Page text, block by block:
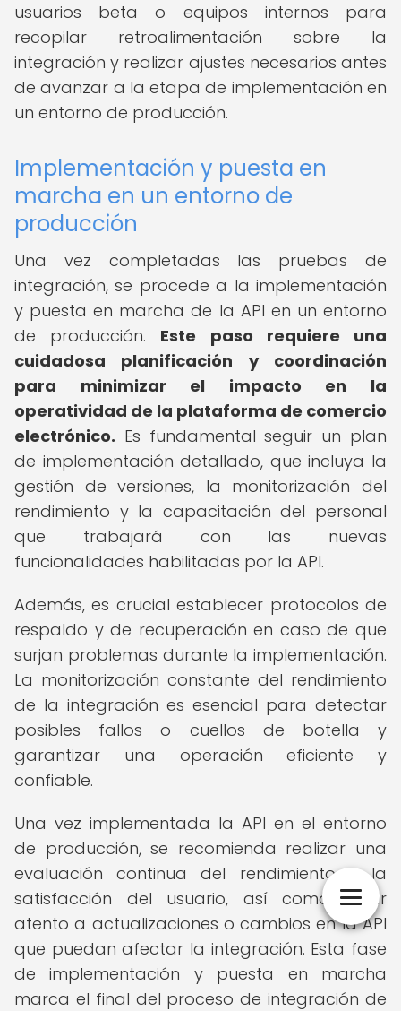
usuarios beta o equipos internos para
recopilar retroalimentación sobre la
integración y realizar ajustes necesarios antes
de avanzar a la etapa de implementación en
un entorno de producción.
Implementación y puesta en
marcha en un entorno de
producción
Una vez completadas las pruebas de
integración, se procede a la implementación
y puesta en marcha de la API en un entorno
de producción. Este paso requiere una
cuidadosa planificación y coordinación
para minimizar el impacto en la
operatividad de la plataforma de comercio
electrónico. Es fundamental seguir un plan
de implementación detallado, que incluya la
gestión de versiones, la monitorización del
rendimiento y la capacitación del personal
que trabajará con las nuevas
funcionalidades habilitadas por la API.
Además, es crucial establecer protocolos de
respaldo y de recuperación en caso de que
surjan problemas durante la implementación.
La monitorización constante del rendimiento
de la integración es esencial para detectar
posibles fallos o cuellos de botella y
garantizar una operación eficiente y
confiable.
Una vez implementada la API en el entorno
de producción, se recomienda realizar una
evaluación continua del rendimiento y la
satisfacción del usuario, así como estar
atento a actualizaciones o cambios en la API
que puedan afectar la integración. Esta fase
de implementación y puesta en marcha
marca el final del proceso de integración de